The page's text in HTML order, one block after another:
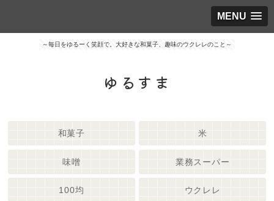
MENU
～毎日をゆるーく笑顔で。大好きな和菓子、趣味のウクレレのこと～
ゆるすま
和菓子 米
味噌 業務スーパー
100均 ウクレレ